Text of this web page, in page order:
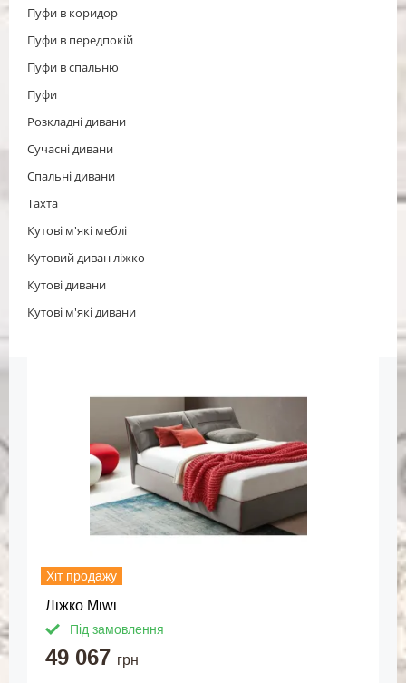
Пуфи в коридор
Пуфи в передпокій
Пуфи в спальню
Пуфи
Розкладні дивани
Сучасні дивани
Спальні дивани
Тахта
Кутові м'які меблі
Кутовий диван ліжко
Кутові дивани
Кутові м'які дивани
Хіт продажу
Ліжко Miwi
Під замовлення
49 067 грн